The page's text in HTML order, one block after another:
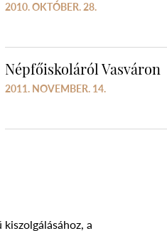
2010. OKTÓBER. 28.
Népfőiskoláról Vasváron
2011. NOVEMBER. 14.
Jogi nyilatkozat
a